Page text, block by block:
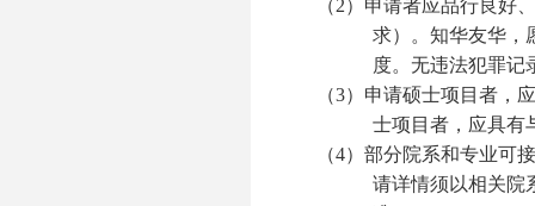
（2）申请者应品行良好
求）。知华友华，
度。无违法犯罪记
（3）申请硕士项目者，
士项目者，应具有
（4）部分院系和专业可
请详情须以相关院